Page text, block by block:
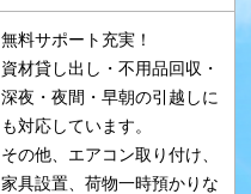
無料サポート充実！
資材貸し出し・不用品回収・
深夜・夜間・早朝の引越しに
も対応しています。
その他、エアコン取り付け、
家具設置、荷物一時預かりな